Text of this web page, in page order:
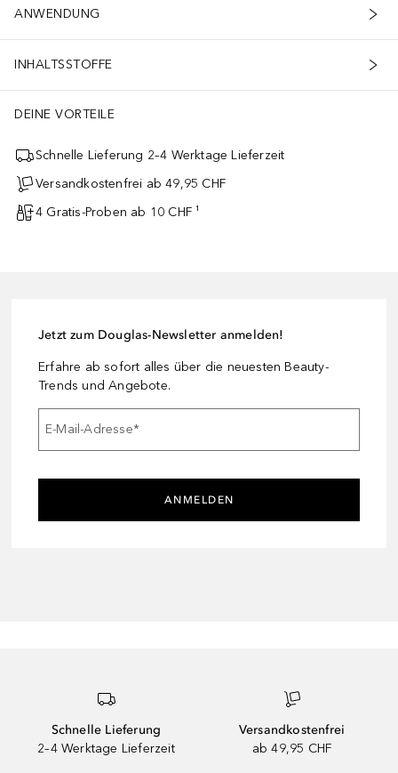
ANWENDUNG
INHALTSSTOFFE
DEINE VORTEILE
Schnelle Lieferung 2–4 Werktage Lieferzeit
Versandkostenfrei ab 49,95 CHF
4 Gratis-Proben ab 10 CHF ¹
Jetzt zum Douglas-Newsletter anmelden!
Erfahre ab sofort alles über die neuesten Beauty-
Trends und Angebote.
E-Mail-Adresse*
ANMELDEN
Schnelle Lieferung
2–4 Werktage Lieferzeit
Versandkostenfrei
ab 49,95 CHF